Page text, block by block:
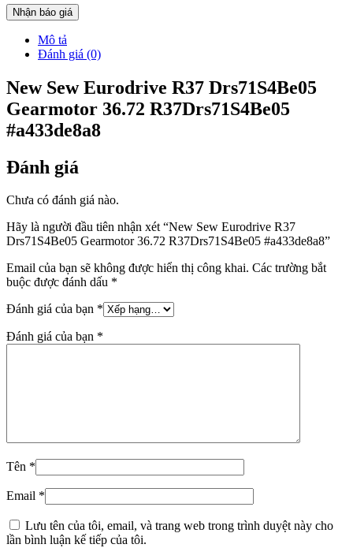
Nhận báo giá
Mô tả
Đánh giá (0)
New Sew Eurodrive R37 Drs71S4Be05
Gearmotor 36.72 R37Drs71S4Be05
#a433de8a8
Đánh giá
Chưa có đánh giá nào.
Hãy là người đầu tiên nhận xét “New Sew Eurodrive R37
Drs71S4Be05 Gearmotor 36.72 R37Drs71S4Be05 #a433de8a8”
Email của bạn sẽ không được hiển thị công khai. Các trường bắt
buộc được đánh dấu *
Đánh giá của bạn *
Đánh giá của bạn *
Tên *
Email *
Lưu tên của tôi, email, và trang web trong trình duyệt này cho
lần bình luận kế tiếp của tôi.